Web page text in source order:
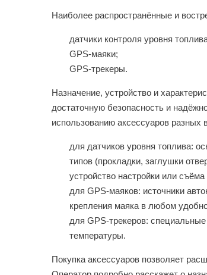
Наиболее распространённые и
датчики контроля уровня
GPS-маяки;
GPS-трекеры.
Назначение, устройство и
достаточную безопасность и
использованию аксессуаров разных
для датчиков уровня топлива:
типов (прокладки, заглушки
устройство настройки или
для GPS-маяков: источники
крепления маяка в любом
для GPS-трекеров:
температуры.
Покупка аксессуаров позволяет